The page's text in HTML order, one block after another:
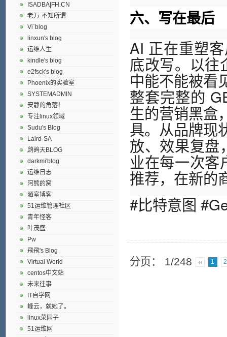
六、写在最后
AI 正在重塑
底改写。以往
中能不能被看
整套完整的
生的营销黑盒
具。从品牌现
放、效果复盘
业在每一次客
推荐，在新的
#比特意图
分页： 1/248 1 2
ISADBA|FH.CN
老万-不知所谓
Vi`blog
linxun's blog
运维人生
kindle's blog
e2fsck's blog
Phoenix的实验室
SYSTEMADMIN
安静的角落！
专注linux领域
Sudu's Blog
Laird-SA
鹧鸪天BLOG
darkmi'blog
运维日志
阿熊的窝
陋室博客
51运维管理社区
青年怪客
叶茂盛
Pw
飛飛's Blog
Virtual World
centos中文站
未来往事
IT自学网
峰云，就她了。
linux菜园子
51运维网